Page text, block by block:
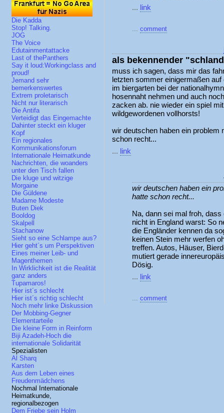
Die Kadda
Stop! Talking.
JOG
The Voice
Edutainmentattacke
Last of thePanthers
Say it loud:Workingclass and
proud!
Jemand sehr
bemerkenswertes
Extrem proletarisch
Nicht nur literarisch
Die Antifa
Verteidigt das Eingemachte
Dahinter steckt ein kluger
Kopf
Ein regionales
Kommunikationsforum
Internationale Heimatkunde
Nachrichten, die woanders
unter den Tisch fallen
Die kluge und witzige
Morgaine
Die Güldene
Madame Modeste
Buten Diek
Booldog
Skalpell
Stachanow
Sieht so eine Schlampe aus?
Hier geht´s um Perspektiven
Eines meiner Leib- und
Magenthemen
In Wirklichkeit ist die Realität
ganz anders
Tupamaros!
Hier ist´s schlecht
Hier ist´s richtig schlecht
Noch mehr linke Diskussion
Der Mobbing-Gegner
Elementarteile
Die kleine Form in Reinform
Biji Azadeh-Hoch die
internationale Solidarität
Spezialisten
Al Sharq
Karsten
Aus dem Leben eines
Freudenmädchens
Nochmal Internationale
Heimatkunde,
regionalbezogen
Dem Friebe sein Holm
... link
... comment
als bekennender
muss ich sagen, dass mir das
letzten sommer einigermaßen
im biergarten bei der
hosennaht nehmen und auch
zacken ab. nie wieder ein spiel
wildgewordenen vollhorsts!
wir deutschen haben ein problem
schon recht...
... link
wir deutschen haben ein
hatte schon recht...
Na, dann sei mal froh,
nicht in England warst: So
die Engländer kennen da
keinen Stein mehr werfen
treffen. Autos, Häuser,
mutiert gerade
Dösig.
... link
... comment